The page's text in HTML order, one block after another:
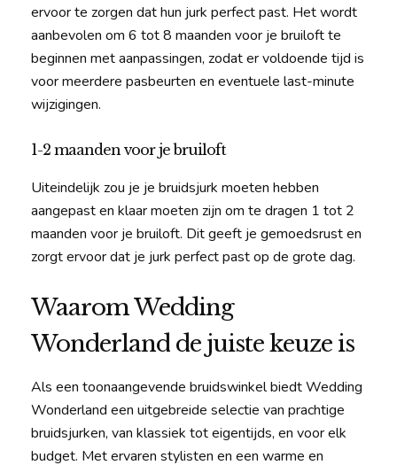
ervoor te zorgen dat hun jurk perfect past. Het wordt
aanbevolen om 6 tot 8 maanden voor je bruiloft te
beginnen met aanpassingen, zodat er voldoende tijd is
voor meerdere pasbeurten en eventuele last-minute
wijzigingen.
1-2 maanden voor je bruiloft
Uiteindelijk zou je je bruidsjurk moeten hebben
aangepast en klaar moeten zijn om te dragen 1 tot 2
maanden voor je bruiloft. Dit geeft je gemoedsrust en
zorgt ervoor dat je jurk perfect past op de grote dag.
Waarom Wedding
Wonderland de juiste keuze is
Als een toonaangevende bruidswinkel biedt Wedding
Wonderland een uitgebreide selectie van prachtige
bruidsjurken, van klassiek tot eigentijds, en voor elk
budget. Met ervaren stylisten en een warme en